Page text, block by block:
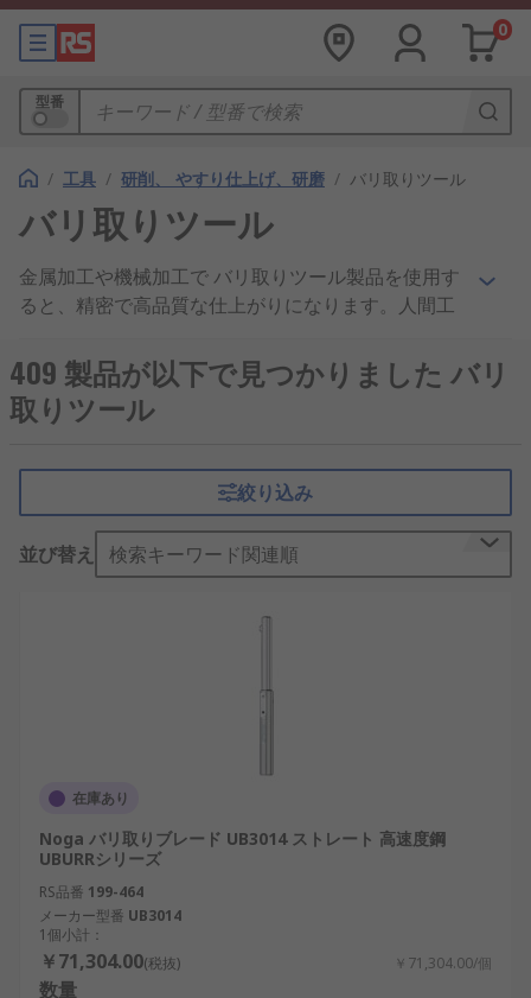
0
型番
/ 工具 / 研削、 やすり仕上げ、研磨 / バリ取りツール
バリ取りツール
金属加工や機械加工で バリ取りツール製品を使用す
ると、精密で高品質な仕上がりになります。人間工
の形状と輪郭に沿って安全に動かすことが簡単にで
き、 迅速かつ効率的に粗いエッジを滑らかにするこ
とができます。木材、 プラスチック、金属 の処理
用目的に対応するさまざまな形状とブレードタイプ
を備え、機械工作に必須です。
バリ取りツールキットは、研磨、 マス仕上げ、 ス
ピンドル仕上げ、 研磨 及び吹き付け加工作業など
のバリ取り(デエッジ加工)に使用される製品付属品
パのようなコンポーネントが含まれています。
スチール、 プラスチック、 木材、 アルミ、 石材、
セラミックスなどの材料のバリ取りに使用されてい
ます。これらは、硬化処理をした表面又は堅牢なテ
クスチャを備えたほとんどすべてのタイプの材料又
は装置と組み合わせて使用することができます。
バリ取りハンドルとは何ですか?
409 製品が以下で見つかりました バリ
取りツール
絞り込み
並び替え 検索キーワード関連順
在庫あり
Noga バリ取りブレード UB3014 ストレート 高速度鋼
UBURRシリーズ
RS品番 199-464
メーカー型番 UB3014
1個小計：
￥71,304.00(税抜) ￥71,304.00/個
数量